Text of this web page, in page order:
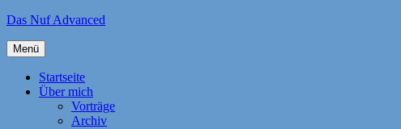
Zum
springen
Das Nuf Advanced
Menü
Startseite
Über mich
Vorträge
Archiv